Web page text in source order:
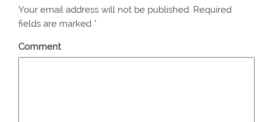
Your email address will not be published. Required
fields are marked *
Comment